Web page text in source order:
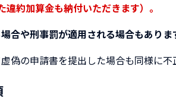
約加算金も納付いただきます）。
合や刑事罰が適用される場合もありま
偽の申請書を提出した場合も同様に不